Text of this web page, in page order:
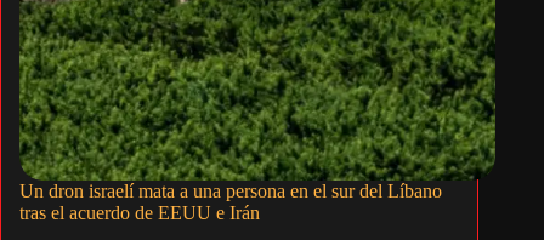
Un dron israelí mata a una persona en el sur del Líbano
tras el acuerdo de EEUU e Irán